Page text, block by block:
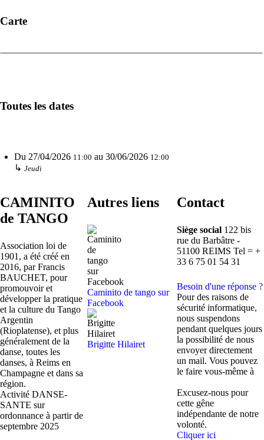
Carte
Toutes les dates
Du 27/04/2026 11:00 au 30/06/2026 12:00
↳ Jeudi
CAMINITO
de TANGO
Association loi de
1901, a été créé en
2016, par Francis
BAUCHET, pour
promouvoir et
développer la pratique
et la culture du Tango
Argentin
(Rioplatense), et plus
généralement de la
danse, toutes les
danses, à Reims en
Champagne et dans sa
région.
Activité DANSE-
SANTE sur
ordonnance à partir de
septembre 2025
Autres liens
Caminito de tango sur
Facebook
Brigitte Hilairet
Contact
Siège social 122 bis
rue du Barbâtre -
51100 REIMS Tel = +
33 6 75 01 54 31
Besoin d'une réponse ?
Pour des raisons de
sécurité informatique,
nous suspendons
pendant quelques jours
la possibilité de nous
envoyer directement
un mail. Vous pouvez
le faire vous-même à
Excusez-nous pour
cette gêne
indépendante de notre
volonté.
Cliquer ici